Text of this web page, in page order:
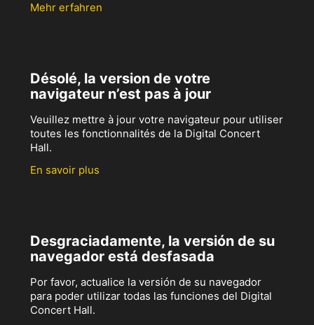
Mehr erfahren
Désolé, la version de votre
navigateur n’est pas à jour
Veuillez mettre à jour votre navigateur pour utiliser
toutes les fonctionnalités de la Digital Concert
Hall.
En savoir plus
Desgraciadamente, la versión de su
navegador está desfasada
Por favor, actualice la versión de su navegador
para poder utilizar todas las funciones del Digital
Concert Hall.